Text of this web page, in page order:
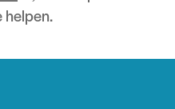
helpen.